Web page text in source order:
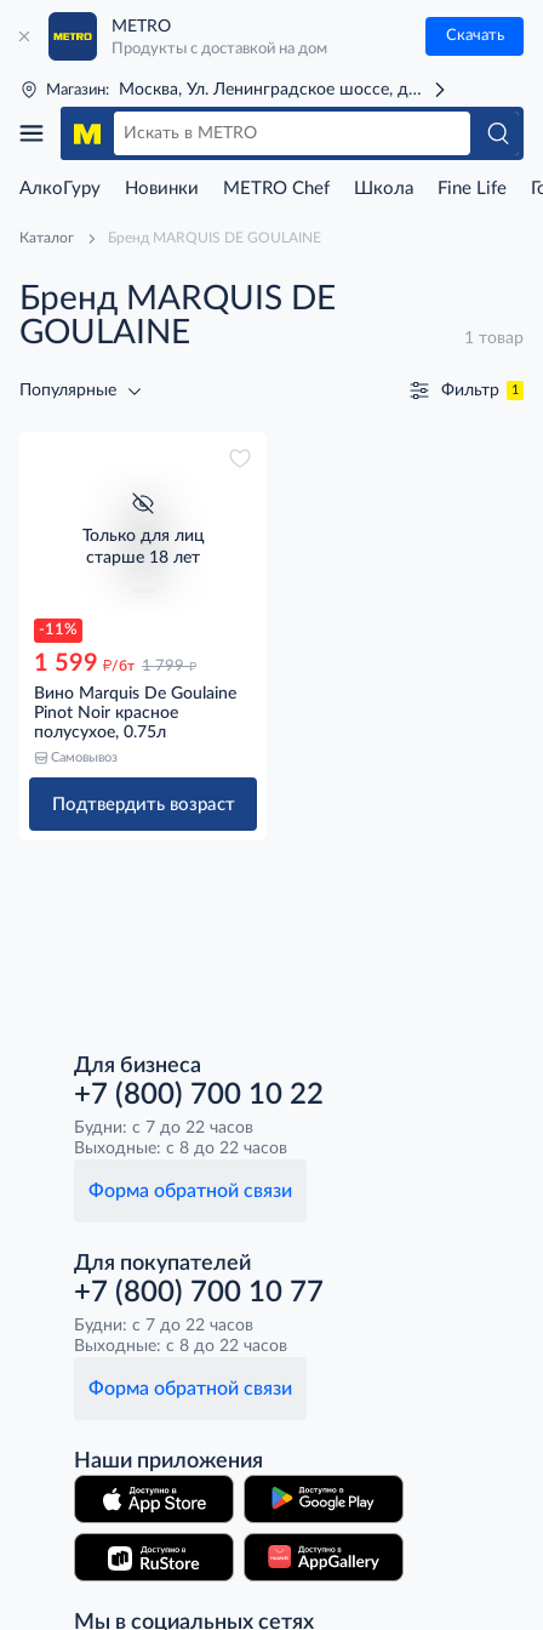
METRO
Продукты с доставкой на дом
Скачать
Магазин: Москва, Ул. Ленинградское шоссе, д. 71Г (м. Речной
АлкоГуру Новинки METRO Chef Школа Fine Life
Каталог Бренд MARQUIS DE GOULAINE
Бренд MARQUIS DE
GOULAINE
1 товар
Популярные Фильтр 1
-11%
Только для лиц
старше 18 лет
1 599 д/бт 1 799 д
Вино Marquis De Goulaine
Pinot Noir красное
полусухое, 0.75л
Самовывоз
Подтвердить возраст
Для бизнеса
+7 (800) 700 10 22
Будни: с 7 до 22 часов
Выходные: с 8 до 22 часов
Форма обратной связи
Для покупателей
+7 (800) 700 10 77
Будни: с 7 до 22 часов
Выходные: с 8 до 22 часов
Форма обратной связи
Наши приложения
Мы в социальных сетях